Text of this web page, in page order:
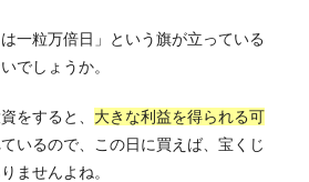
一粒万倍日」という旗が立っている
でしょうか。
をすると、 大きな利益を得られる可
いるので、この日に買えば、宝くじ
ませんよね。